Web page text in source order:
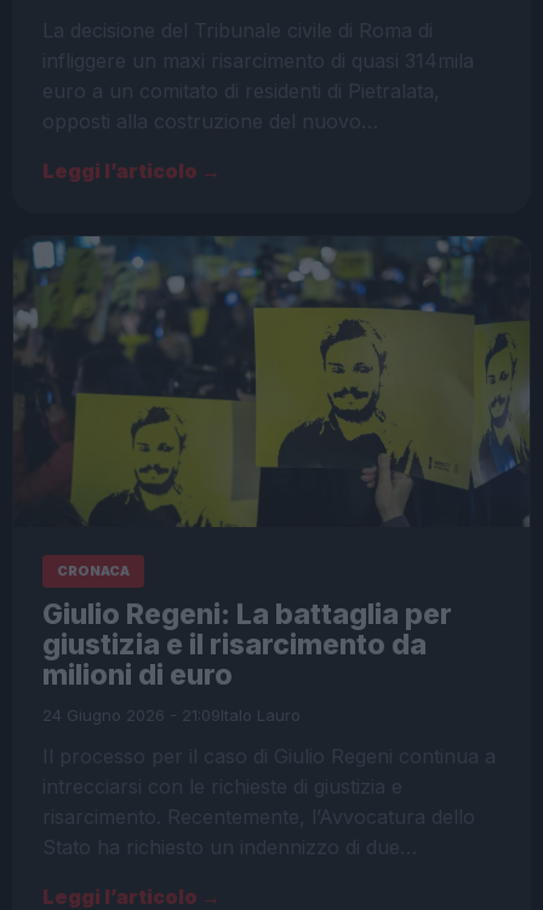
La decisione del Tribunale civile di Roma di
infliggere un maxi risarcimento di quasi 314mila
euro a un comitato di residenti di Pietralata,
opposti alla costruzione del nuovo…
Leggi l’articolo →
CRONACA
Giulio Regeni: La battaglia per
giustizia e il risarcimento da
milioni di euro
24 Giugno 2026 - 21:09Italo Lauro
Il processo per il caso di Giulio Regeni continua a
intrecciarsi con le richieste di giustizia e
risarcimento. Recentemente, l’Avvocatura dello
Stato ha richiesto un indennizzo di due…
Leggi l’articolo →